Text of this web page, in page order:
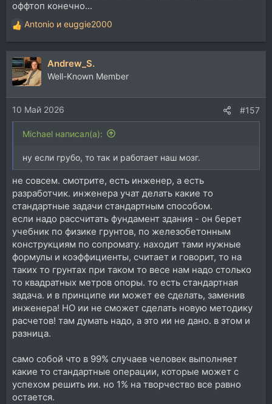
оффтоп конечно...
Р
е
а
к
ц
и
и
:
Antonio и euggie2000
Andrew_S.
Well-Known Member
10 Май 2026 #157
Michael написал(а):
ну если грубо, то так и работает наш мозг.
не совсем. смотрите, есть инженер, а есть
разработчик. инженера учат делать какие то
стандартные задачи стандартным способом.
если надо рассчитать фундамент здания - он берет
учебник по физике грунтов, по железобетонным
конструкциям по сопромату. находит тами нужные
формулы и коэффициенты, считает и говорит, то на
таких то грунтах при таком то весе нам надо столько
то квадратных метров опоры. то есть стандартная
задача. и в принципе ии может ее сделать, заменив
инженера! НО ии не сможет сделать новую методику
расчетов! там думать надо, а это ии не дано. в этом и
разница.
само собой что в 99% случаев человек выполняет
какие то стандартные операции, которые может с
успехом решить ии. но 1% на творчество все равно
остается.